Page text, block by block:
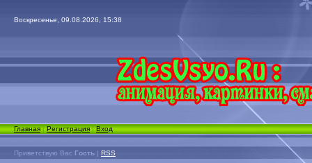
Воскресенье, 09.08.2026, 15:38
Главная|Регистрация|Вход
Приветствую Вас Гость | RSS